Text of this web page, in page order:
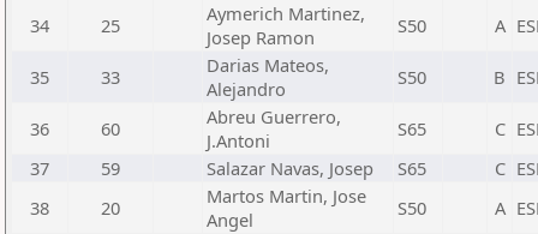
34 25
Aymerich Martinez,
Josep Ramon
S50 A
35 33
Darias Mateos,
Alejandro
S50 B
36 60
Abreu Guerrero,
J.Antoni
S65 C
37
59 Salazar Navas, Josep S65 C
38
20
Martos Martin, Jose
Angel
S50 A